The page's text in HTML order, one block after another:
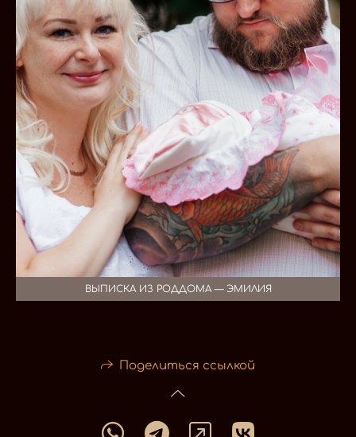
ВЫПИСКА ИЗ РОДДОМА — ЭМИЛИЯ
Поделиться ссылкой